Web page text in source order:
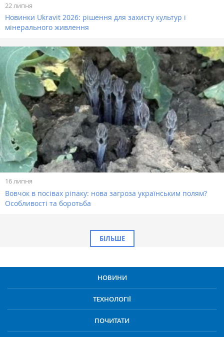
22 липня
Новинки Ukravit 2026: рішення для захисту культур і
мінерального живлення
16 липня
Вовчок в посівах ріпаку: нова загроза українським полям?
Особливості та боротьба
БІЛЬШЕ
НОВИНИ
ТЕХНОЛОГІЇ
ПОЧИТАТИ